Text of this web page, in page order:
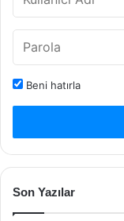
Beni hatırla
Son Yazılar